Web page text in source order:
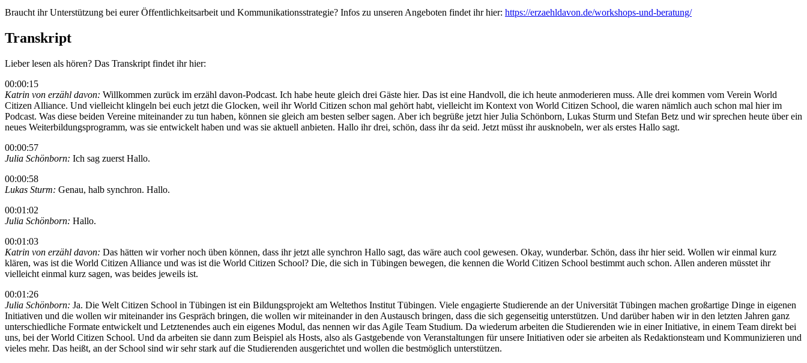
Braucht ihr Unterstützung bei eurer Öffentlichkeitsarbeit und Kommunikationsstrategie? Infos zu unseren Angeboten findet ihr hier: https://erzaehldavon.de/workshops-und-beratung/
Transkript
Lieber lesen als hören? Das Transkript findet ihr hier:
00:00:15
Katrin von erzähl davon: Willkommen zurück im erzähl davon-Podcast. Ich habe heute gleich drei Gäste hier. Das ist eine Handvoll, die ich heute anmoderieren muss. Alle drei kommen vom Verein World
Citizen Alliance. Und vielleicht klingeln bei euch jetzt die Glocken, weil ihr World Citizen schon mal gehört habt, vielleicht im Kontext von World Citizen School, die waren nämlich auch schon mal hier im
Podcast. Was diese beiden Vereine miteinander zu tun haben, können sie gleich am besten selber sagen. Aber ich begrüße jetzt hier Julia Schönborn, Lukas Sturm und Stefan Betz und wir sprechen heute über ein
neues Weiterbildungsprogramm, was sie entwickelt haben und was sie aktuell anbieten. Hallo ihr drei, schön, dass ihr da seid. Jetzt müsst ihr ausknobeln, wer als erstes Hallo sagt.
00:00:57
Julia Schönborn: Ich sag zuerst Hallo.
00:00:58
Lukas Sturm: Genau, halb synchron. Hallo.
00:01:02
Julia Schönborn: Hallo.
00:01:03
Katrin von erzähl davon: Das hätten wir vorher noch üben können, dass ihr jetzt alle synchron Hallo sagt, das wäre auch cool gewesen. Okay, wunderbar. Schön, dass ihr hier seid. Wollen wir einmal kurz
klären, was ist die World Citizen Alliance und was ist die World Citizen School? Die, die sich in Tübingen bewegen, die kennen die World Citizen School bestimmt auch schon. Allen anderen müsstet ihr
vielleicht einmal kurz sagen, was beides jeweils ist.
00:01:26
Julia Schönborn: Ja. Die Welt Citizen School in Tübingen ist ein Bildungsprojekt am Weltethos Institut Tübingen. Viele engagierte Studierende an der Universität Tübingen machen großartige Dinge in eigenen
Initiativen und die wollen wir miteinander ins Gespräch bringen, die wollen wir miteinander in den Austausch bringen, dass die sich gegenseitig unterstützen. Und darüber haben wir in den letzten Jahren ganz
unterschiedliche Formate entwickelt und Letztenendes auch ein eigenes Modul, das nennen wir das Agile Team Studium. Da wiederum arbeiten die Studierenden wie in einer Initiative, in einem Team direkt bei
uns, bei der World Citizen School. Und da arbeiten sie dann zum Beispiel als Hosts, also als Gastgebende von Veranstaltungen für unsere Initiativen oder sie arbeiten als Redaktionsteam und Kommunizieren und
vieles mehr. Das heißt, an der School sind wir sehr stark auf die Studierenden ausgerichtet und wollen die bestmöglich unterstützen.